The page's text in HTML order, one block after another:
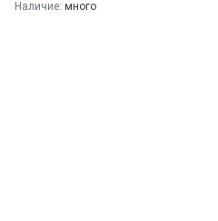
Наличие: много